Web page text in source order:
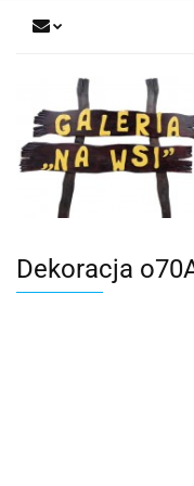
Dekoracja